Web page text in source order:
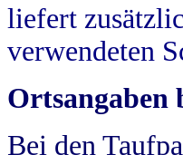
liefert
verwendeten
Ortsangaben
Bei den